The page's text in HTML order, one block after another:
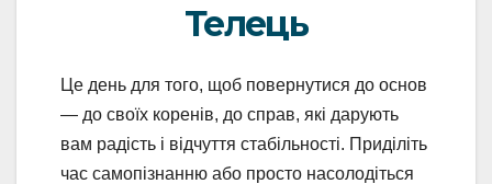
Телець
Це день для того, щоб повернутися до основ
— до своїх коренів, до справ, які дарують
вам радість і відчуття стабільності. Приділіть
час самопізнанню або просто насолодіться